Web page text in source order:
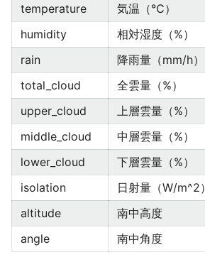
temperature
気温（℃）
humidity
相対湿度（%）
rain
降雨量（mm/h）
total_cloud
全雲量（%）
upper_cloud
上層雲量（%）
middle_cloud
中層雲量（%）
lower_cloud
下層雲量（%）
isolation
日射量（W/m^2）
altitude
南中高度
angle
南中角度